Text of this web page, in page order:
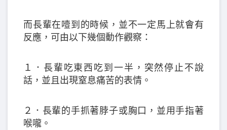
而長輩在噎到的時候，並不一定馬上就會有
反應，可由以下幾個動作觀察：
１．長輩吃東西吃到一半，突然停止不說
話，並且出現窒息痛苦的表情。
２．長輩的手抓著脖子或胸口，並用手指著
喉嚨。